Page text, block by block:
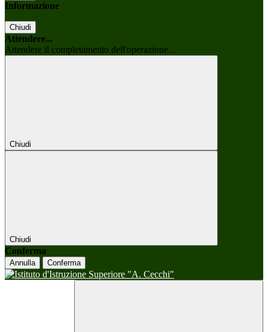
Informazione
Chiudi
Attendere...
Attendere il completamento dell'operazione...
Chiudi
Chiudi
Conferma
Annulla Conferma